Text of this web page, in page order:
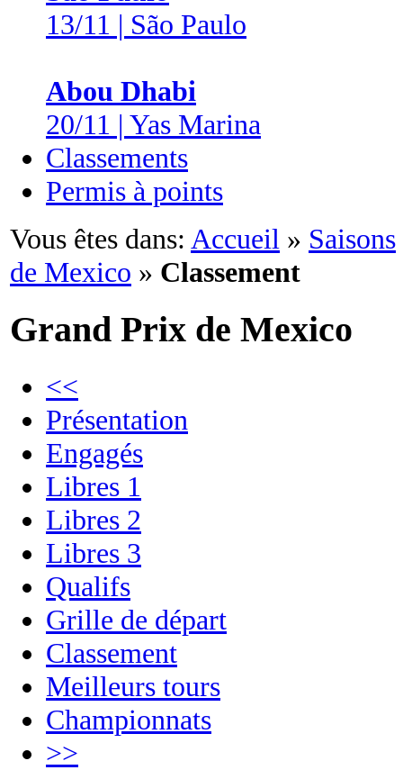
13/11 | São Paulo
Abou Dhabi
20/11 | Yas Marina
Classements
Permis à points
Vous êtes dans: Accueil » Saisons
de Mexico » Classement
Grand Prix de Mexico
<<
Présentation
Engagés
Libres 1
Libres 2
Libres 3
Qualifs
Grille de départ
Classement
Meilleurs tours
Championnats
>>